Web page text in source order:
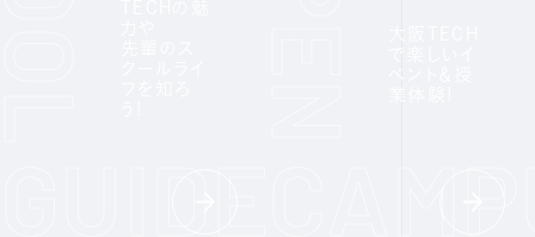
で楽しいイ
ベント＆授
業体験!